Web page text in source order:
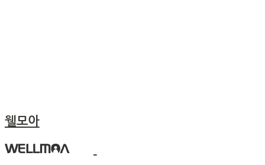
웰모아